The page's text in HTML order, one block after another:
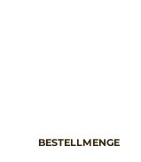
BESTELLMENGE